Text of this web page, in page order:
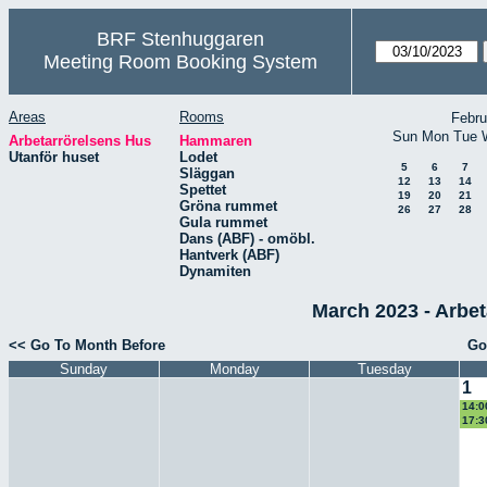
BRF Stenhuggaren
Meeting Room Booking System
Areas
Arbetarrörelsens Hus
Utanför huset
Rooms
Hammaren
Lodet
Släggan
Spettet
Gröna rummet
Gula rummet
Dans (ABF) - omöbl.
Hantverk (ABF)
Dynamiten
Sun Mon Tue
5 6
7
12
13
14
19
20
21
26
27 28
March 2023 -
<< Go To Month Before
Sunday
Monday Tuesday
1